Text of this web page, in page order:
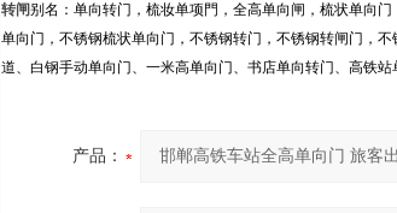
转闸别名：单向转门，梳妆单项門，全高单向闸，梳状单向
单向门，不锈钢梳状单向门，不锈钢转门，不锈钢转闸门，
道、白钢手动单向门、一米高单向门、书店单向转门、高铁
产品：